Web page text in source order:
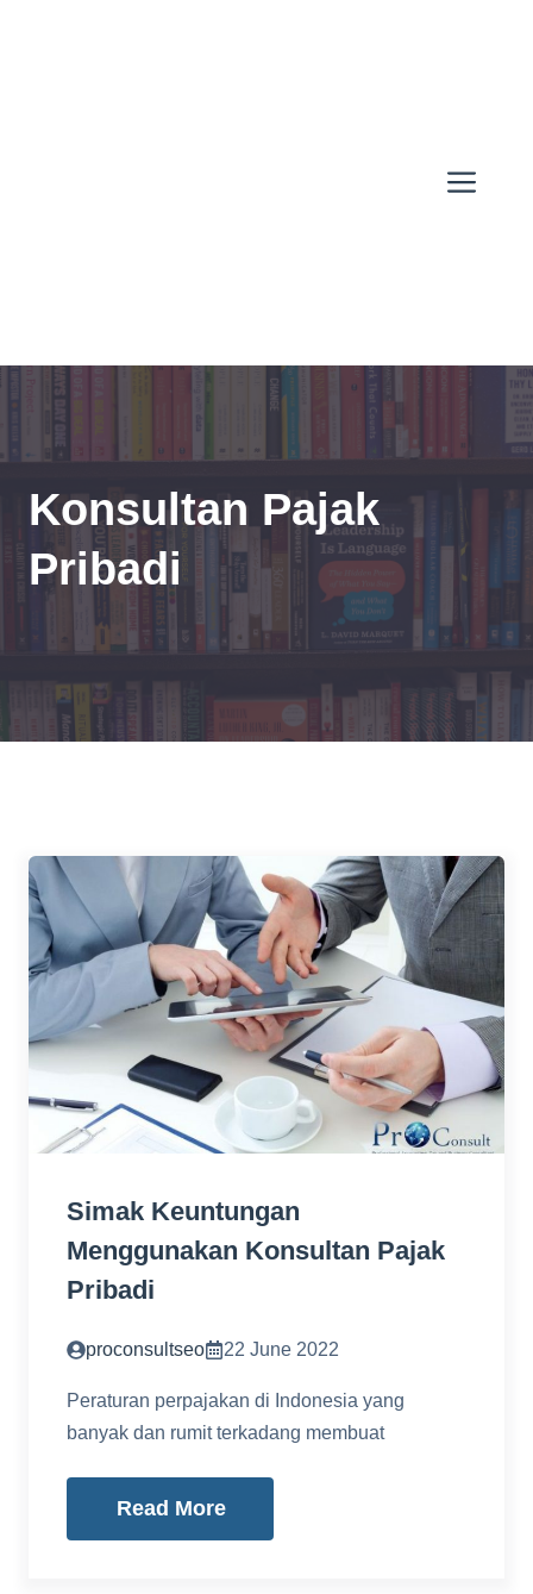
Konsultan Pajak
Pribadi
Simak Keuntungan
Menggunakan Konsultan Pajak
Pribadi
proconsultseo 22 June 2022
Peraturan perpajakan di Indonesia yang
banyak dan rumit terkadang membuat
Read More